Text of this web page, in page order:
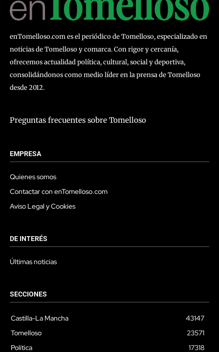
enTomelloso.com es el periódico de Tomelloso, especializado en
noticias de Tomelloso y comarca. Con rigor y cercanía,
ofrecemos actualidad política, cultural, social y deportiva,
consolidándonos como medio líder en la prensa de Tomelloso
desde 2012.
Preguntas frecuentes sobre Tomelloso
EMPRESA
Quienes somos
Contactar con enTomelloso.com
Aviso Legal y Cookies
DE INTERÉS
Últimas noticias
SECCIONES
Castilla-La Mancha
43147
Tomelloso
23571
Política
17318